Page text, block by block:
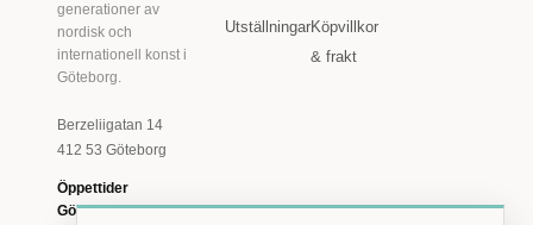
generationer av
nordisk och
internationell konst i
Göteborg.
Berzeliigatan 14
412 53 Göteborg
Öppettider
Göteborg
UtställningarKöpvillkor
& frakt